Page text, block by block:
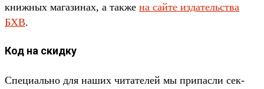
книж­ных магази­нах, а так­же на сай­те изда­тель­ства
БХВ.
Код на скидку
Спе­циаль­но для наших читате­лей мы при­пас­ли сек­